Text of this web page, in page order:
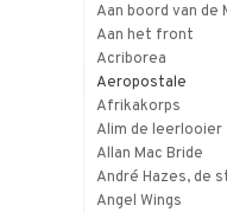
Aan boord van de
Aan het front
Acriborea
Aeropostale
Afrikakorps
Alim de leerlooier
Allan Mac Bride
André Hazes, de
Angel Wings